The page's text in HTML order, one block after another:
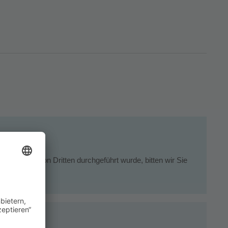
nicht von Dritten durchgeführt wurde, bitten wir Sie